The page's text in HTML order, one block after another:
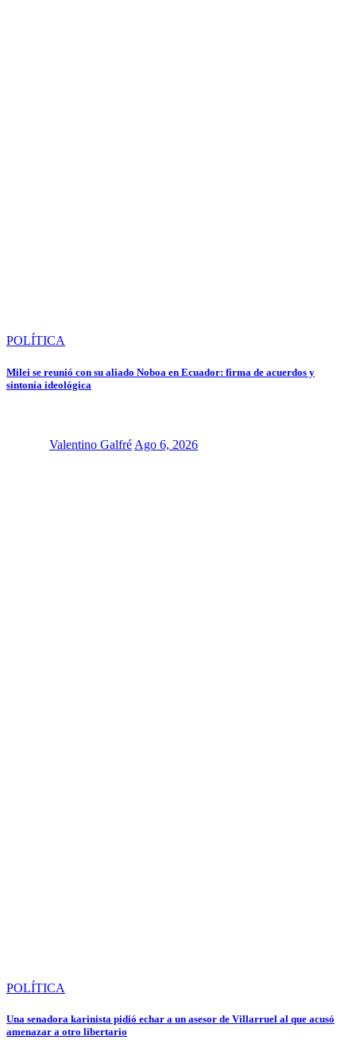
POLÍTICA
Milei se reunió con su aliado Noboa en Ecuador: firma de acuerdos y
sintonía ideológica
Valentino Galfré Ago 6, 2026
POLÍTICA
Una senadora karinista pidió echar a un asesor de Villarruel al que acusó
amenazar a otro libertario